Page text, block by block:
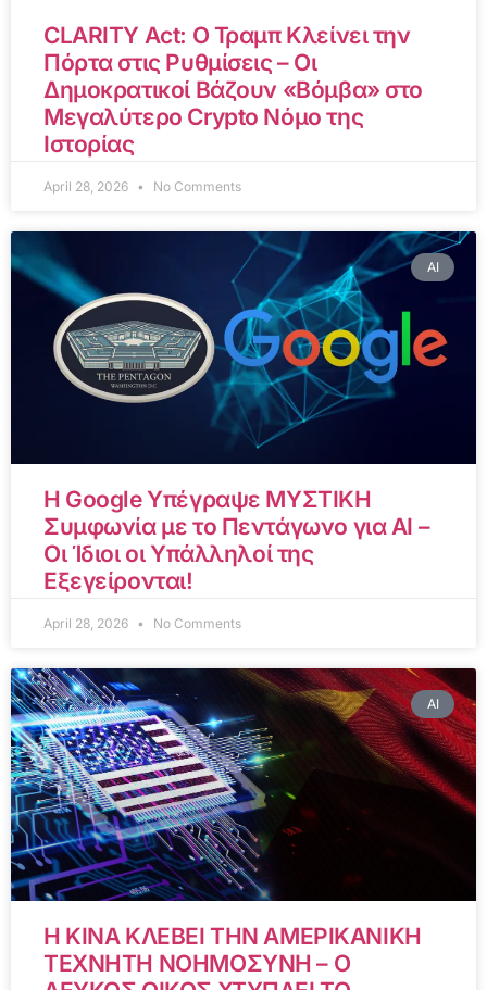
CLARITY Act: Ο Τραμπ Κλείνει την
Πόρτα στις Ρυθμίσεις – Οι
Δημοκρατικοί Βάζουν «Βόμβα» στο
Μεγαλύτερο Crypto Νόμο της
Ιστορίας
April 28, 2026 No Comments
AI
Η Google Υπέγραψε ΜΥΣΤΙΚΗ
Συμφωνία με το Πεντάγωνο για AI –
Οι Ίδιοι οι Υπάλληλοί της
Εξεγείρονται!
April 28, 2026 No Comments
AI
Η ΚΙΝΑ ΚΛΕΒΕΙ ΤΗΝ ΑΜΕΡΙΚΑΝΙΚΗ
ΤΕΧΝΗΤΗ ΝΟΗΜΟΣΥΝΗ – Ο